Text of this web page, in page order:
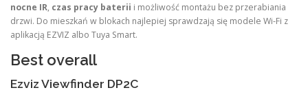
nocne IR, czas pracy baterii i możliwość montażu bez przerabiania
drzwi. Do mieszkań w blokach najlepiej sprawdzają się modele Wi-Fi z
aplikacją EZVIZ albo Tuya Smart.
Best overall
Ezviz Viewfinder DP2C